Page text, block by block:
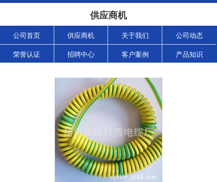
供应商机
公司首页 供应商机 关于我们 公司动态
荣誉认证 招聘中心 客户案例 产品知识